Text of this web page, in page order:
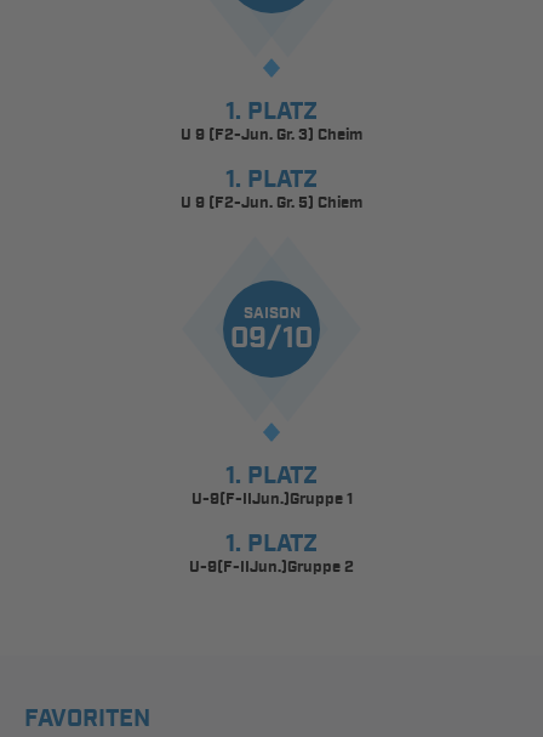
1. PLATZ
U 9 (F2-Jun. Gr. 3) Cheim
1. PLATZ
U 9 (F2-Jun. Gr. 5) Chiem
SAISON
09/10
1. PLATZ
U-9(F-IIJun.)Gruppe 1
1. PLATZ
U-9(F-IIJun.)Gruppe 2
FAVORITEN